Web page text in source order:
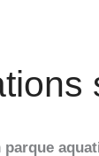
parque